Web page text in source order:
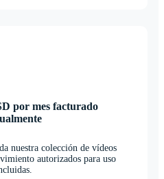
por mes facturado
nuestra colección de vídeos
autorizados para uso